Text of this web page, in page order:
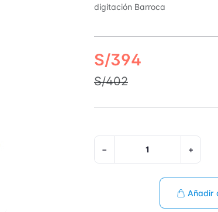
digitación Barroca
S/394
S/402
− +
Añadir